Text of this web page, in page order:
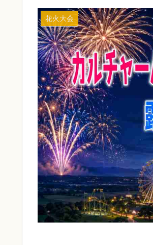
花火大会